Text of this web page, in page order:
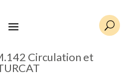
U
Circulation et